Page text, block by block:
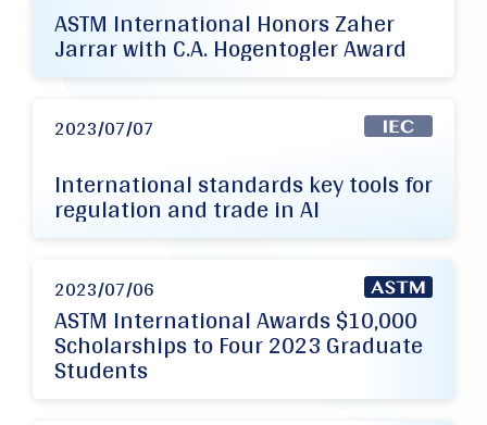
ASTM International Honors Zaher
Jarrar with C.A. Hogentogler Award
2023/07/07
International standards key tools for
regulation and trade in AI
2023/07/06
ASTM International Awards $10,000
Scholarships to Four 2023 Graduate
Students